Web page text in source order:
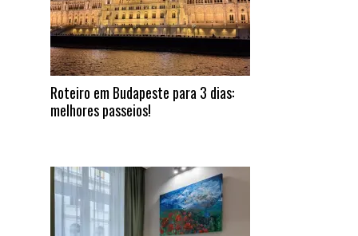
Roteiro em Budapeste para 3 dias:
melhores passeios!